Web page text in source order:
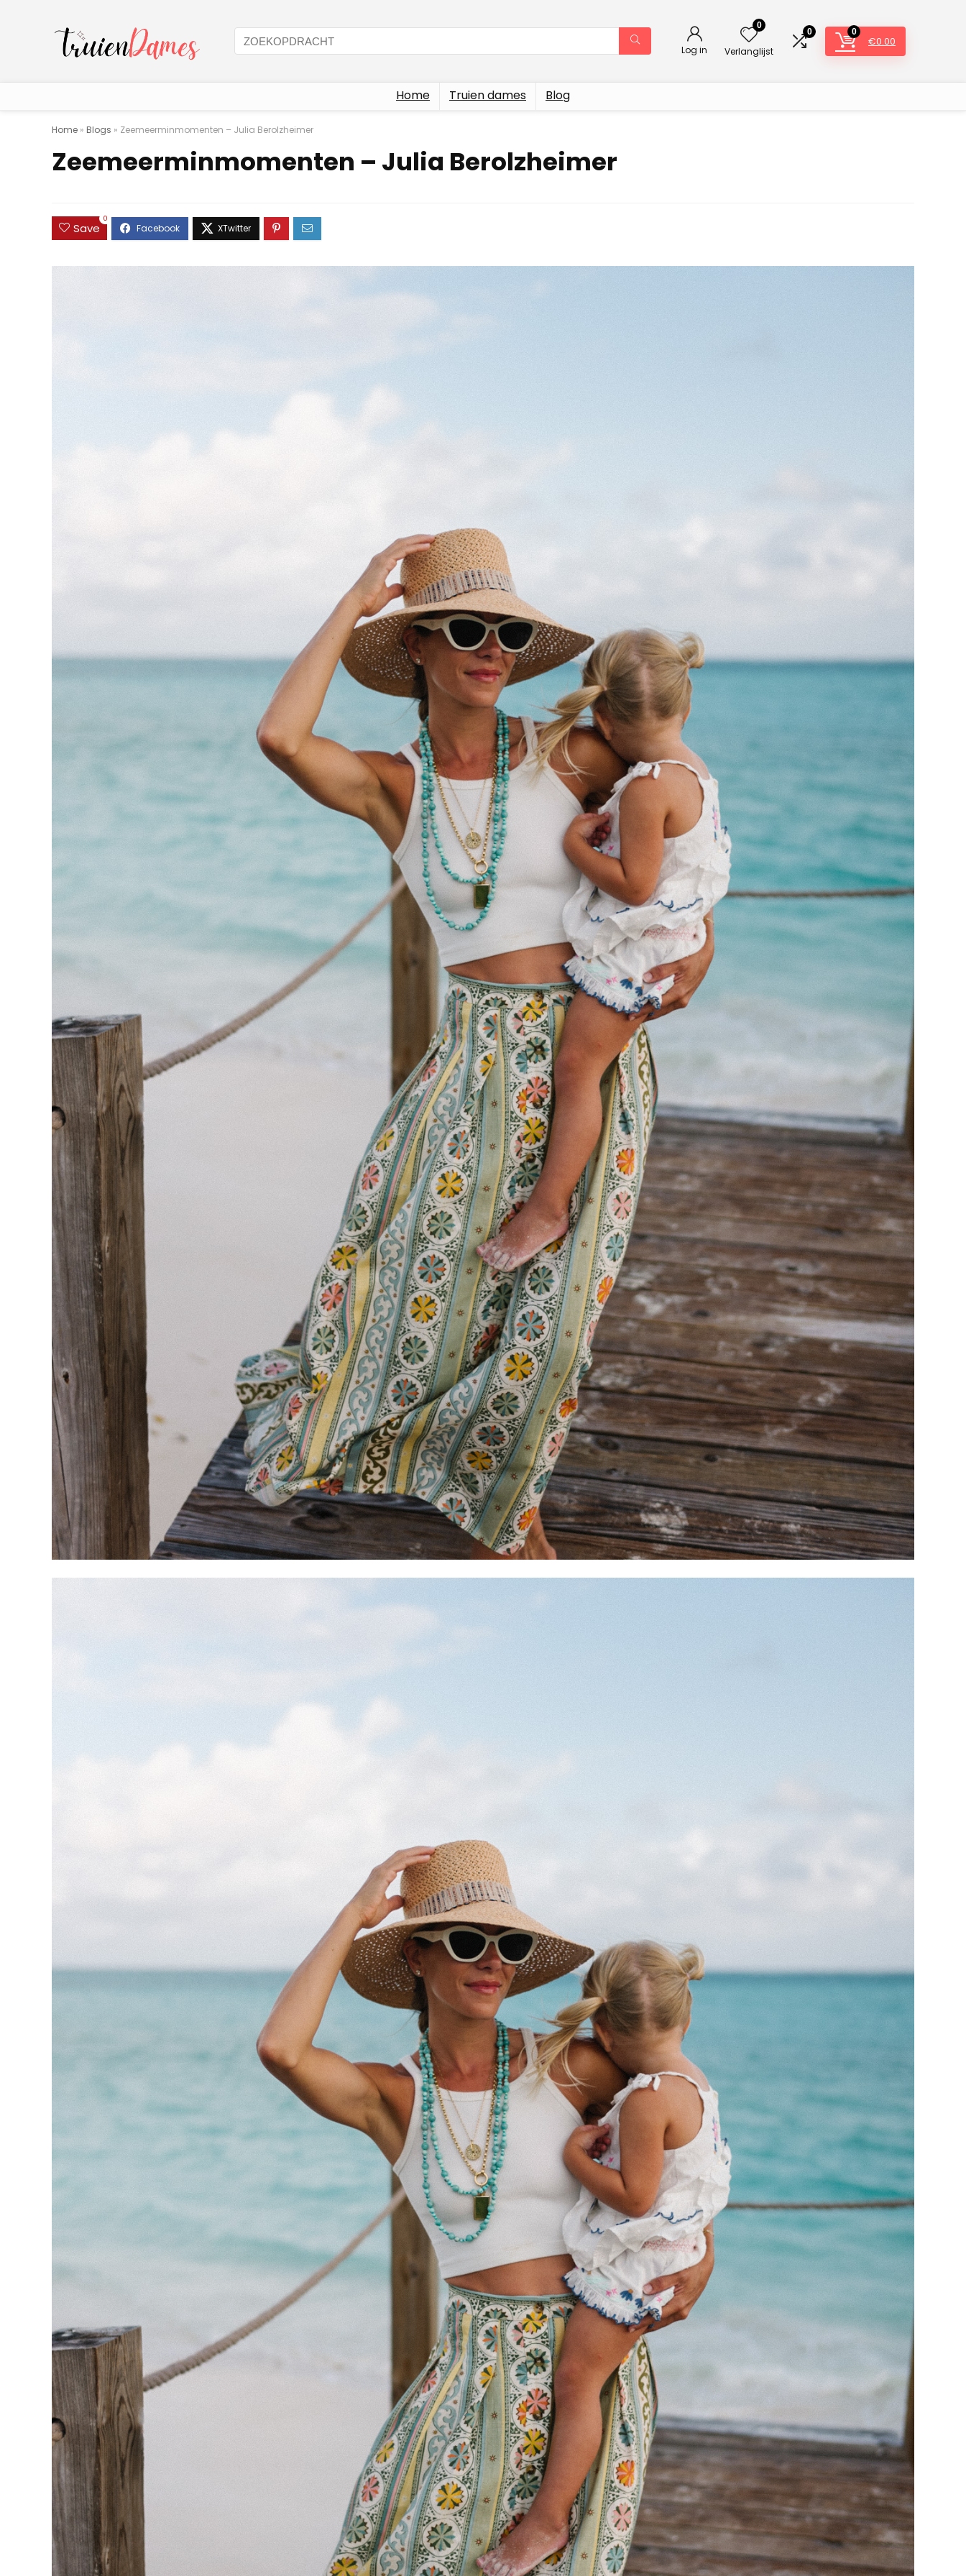
Log in
0
Verlanglijst
0 0
€0.00
Home Truien dames Blog
Home » Blogs » Zeemeerminmomenten – Julia Berolzheimer
Zeemeerminmomenten – Julia Berolzheimer
Save
0